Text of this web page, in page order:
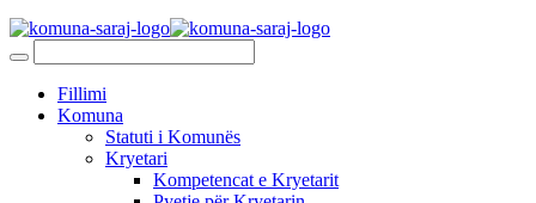
Fillimi
Komuna
Statuti i Komunës
Kryetari
Kompetencat e Kryetarit